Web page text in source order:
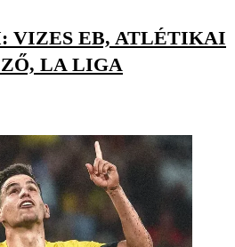
VIZES EB, ATLÉTIKAI
LA LIGA